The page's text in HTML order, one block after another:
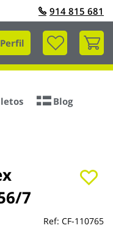
914 815 681
Mi
Blog
7
Ref: CF-110765